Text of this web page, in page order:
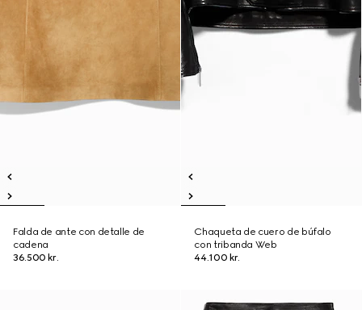
Falda de ante con detalle de
cadena
36.500 kr.
Chaqueta de cuero de búfalo
con tribanda Web
44.100 kr.